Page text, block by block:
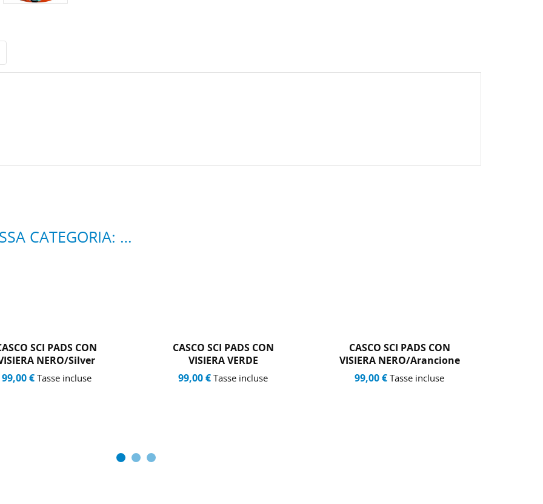
9 ALTRI PRODOTTI DELLA STESSA CATEGORIA:
SCI PADS CON
VISIERA VERDE
99,00 €Tasse incluse
CASCO SCI PADS CON
VISIERA NERO/arancione
99,00 €Tasse incluse
CASCO SCI PADS CON
VISIERA GIALLO FLUO
99,00 € Tasse incluse